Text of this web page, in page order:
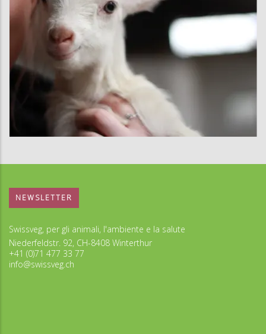
NEWSLETTER
Swissveg, per gli animali, l'ambiente e la salute
Niederfeldstr. 92, CH-8408 Winterthur
+41 (0)71 477 33 77
info@swissveg.ch